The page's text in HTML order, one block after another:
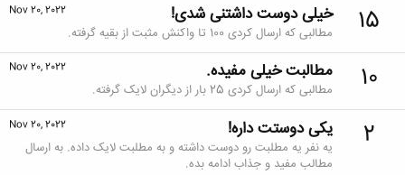
15
Nov 20, 2022 خیلی دوست داشتنی شدی!
مطالبی که ارسال کردی 100 تا واکنش مثبت از بقیه گرفته.
10
Nov 20, 2022 مطالبت خیلی مفیده.
مطالبی که ارسال کردی 25 بار از دیگران لایک گرفته.
2
Nov 20, 2022 یکی دوستت داره!
یه نفر یه مطلبت رو دوست داشته و به مطلبت لایک داده. به ارسال
مطالب مفید و جذاب ادامه بده.